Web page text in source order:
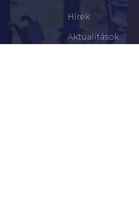
Hírek
Aktualitások